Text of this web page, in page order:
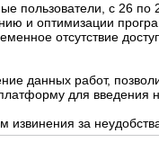
пользователи, с 26 по
и оптимизации
отсутствие
данных работ,
для введения
извинения за